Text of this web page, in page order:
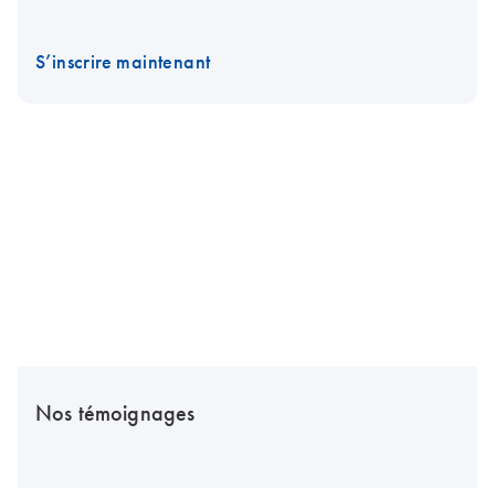
S’inscrire maintenant
Nos témoignages